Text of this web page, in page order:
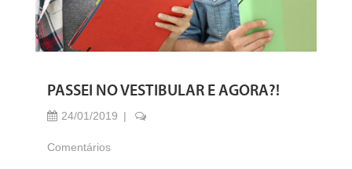
PASSEI NO VESTIBULAR E AGORA?!
24/01/2019
Comentários